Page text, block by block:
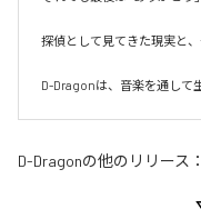
探偵として見てきた現実と
D-Dragonは、音楽を通して
D-Dragonの他のリリース：